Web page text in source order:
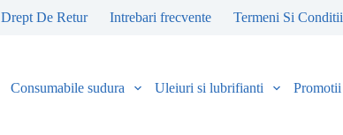
Drept De Retur Intrebari frecvente Termeni Si Conditii
Consumabile sudura Uleiuri si lubrifianti Promotii